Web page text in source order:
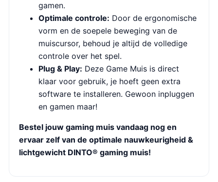
gamen.
Optimale controle: Door de ergonomische
vorm en de soepele beweging van de
muiscursor, behoud je altijd de volledige
controle over het spel.
Plug & Play: Deze Game Muis is direct
klaar voor gebruik, je hoeft geen extra
software te installeren. Gewoon inpluggen
en gamen maar!
Bestel jouw gaming muis vandaag nog en
ervaar zelf van de optimale nauwkeurigheid &
lichtgewicht DINTO® gaming muis!